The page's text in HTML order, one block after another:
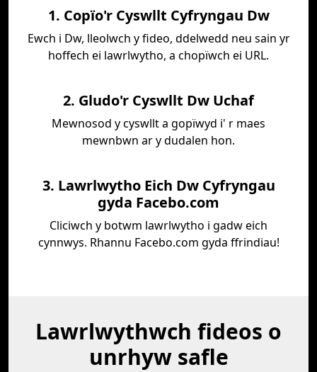
1. Copïo'r Cyswllt Cyfryngau Dw
Ewch i Dw, lleolwch y fideo, ddelwedd neu sain yr
hoffech ei lawrlwytho, a chopïwch ei URL.
2. Gludo'r Cyswllt Dw Uchaf
Mewnosod y cyswllt a gopïwyd i' r maes
mewnbwn ar y dudalen hon.
3. Lawrlwytho Eich Dw Cyfryngau
gyda Facebo.com
Cliciwch y botwm lawrlwytho i gadw eich
cynnwys. Rhannu Facebo.com gyda ffrindiau!
Lawrlwythwch fideos o
unrhyw safle